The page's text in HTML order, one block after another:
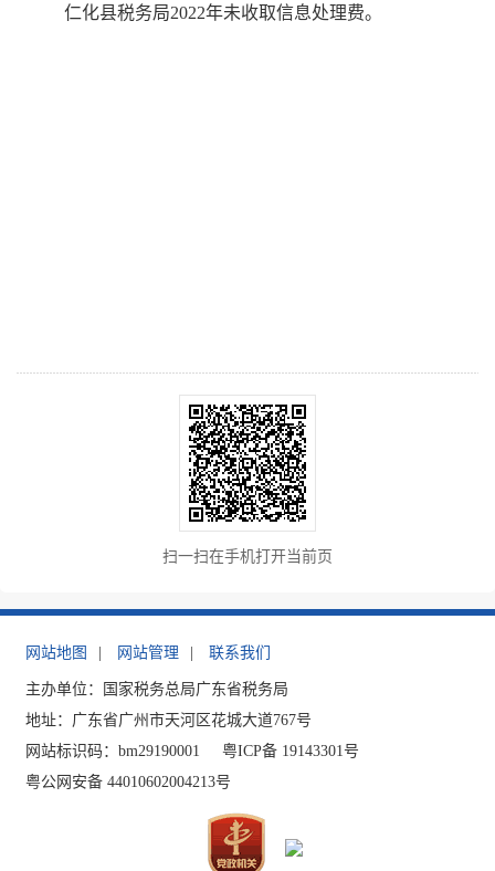
仁化县税务局2022年未收取信息处理费。
扫一扫在手机打开当前页
网站地图 网站管理 联系我们
主办单位：国家税务总局广东省税务局
地址：广东省广州市天河区花城大道767号
网站标识码：bm29190001
粤ICP备 19143301号
粤公网安备 44010602004213号